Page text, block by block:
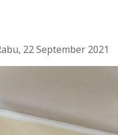
22 September 2021